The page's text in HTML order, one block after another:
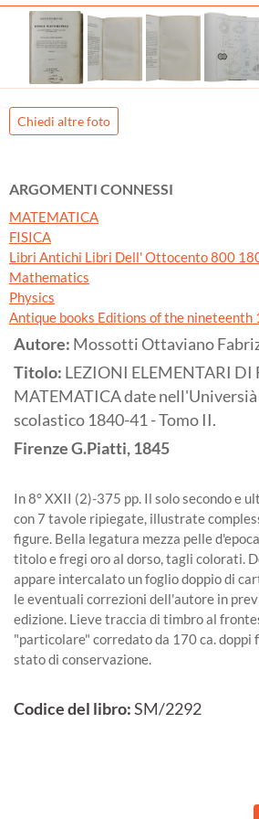
Chiedi altre foto
ARGOMENTI CONNESSI
MATEMATICA
FISICA
Libri Antichi Libri Dell' Ottocento 800
Mathematics
Physics
Antique books Editions of the nineteenth
Autore: Mossotti Ottaviano
Titolo: LEZIONI ELEMENTARI DI
MATEMATICA date
scolastico 1840-41 - Tomo II.
FirenzeG.Piatti,1845
In 8° XXII (2)-375 pp. Il solo secondo e
con 7 tavole ripiegate, illustrate
figure. Bella legatura mezza pelle
titolo e fregi oro al dorso, tagli colorati.
appare intercalato un foglio doppio di
le eventuali correzioni dell'autore in
edizione. Lieve traccia di timbro al
"particolare" corredato da 170 ca. doppi
stato di conservazione.
Codice del libro:SM/2292